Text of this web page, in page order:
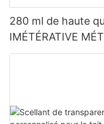
280 ml de haute
IMÉTÉRATIVE
SILICONE SECHER